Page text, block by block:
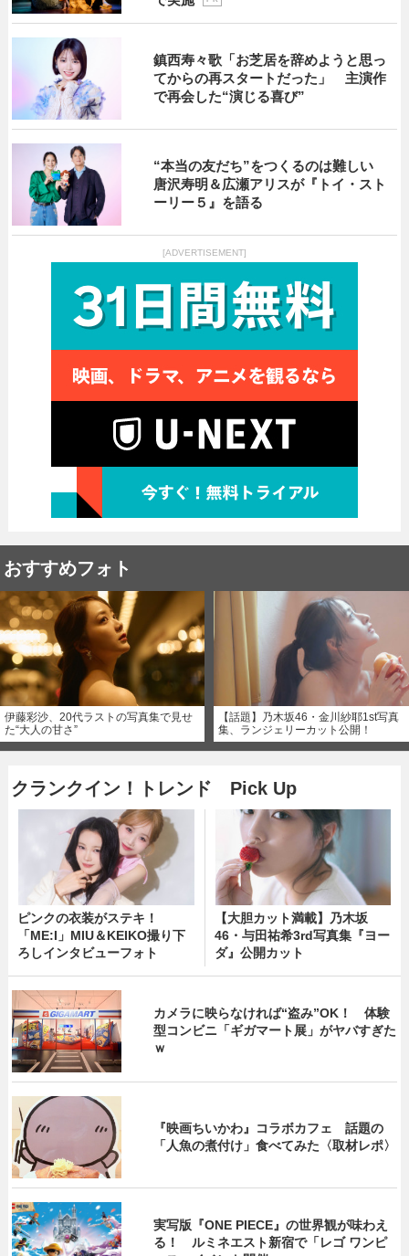
鎮西寿々歌「お芝居を辞めようと思っ
てからの再スタートだった」 主演作
で再会した“演じる喜び”
“本当の友だち”をつくるのは難しい
唐沢寿明＆広瀬アリスが『トイ・スト
ーリー５』を語る
[ADVERTISEMENT]
おすすめフォト
伊藤彩沙、20代ラストの写真集で見せ
た“大人の甘さ”
【話題】乃木坂46・金川紗耶1st写真
集、ランジェリーカット公開！
クランクイン！トレンド Pick Up
ピンクの衣装がステキ！
「ME:I」MIU＆KEIKO撮り下
ろしインタビューフォト
【大胆カット満載】乃木坂
46・与田祐希3rd写真集『ヨー
ダ』公開カット
カメラに映らなければ“盗み”OK！ 体験
型コンビニ「ギガマート展」がヤバすぎた
ｗ
『映画ちいかわ』コラボカフェ 話題の
「人魚の煮付け」食べてみた〈取材レポ〉
実写版『ONE PIECE』の世界観が味わえ
る！ ルミネエスト新宿で「レゴ ワンピ